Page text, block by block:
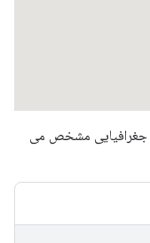
جغرافیایی مشخص می